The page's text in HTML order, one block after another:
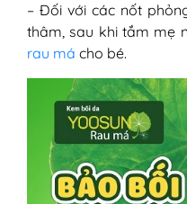
– Đối với các nốt
thâm, sau khi tắm mẹ
rau má cho bé.